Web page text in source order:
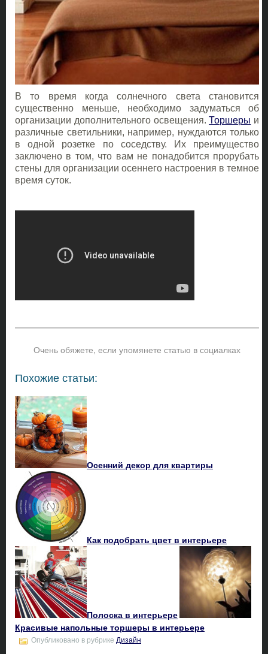
В то время когда солнечного света становится
существенно меньше, необходимо задуматься об
организации дополнительного освещения.Торшеры и
различные светильники, например, нуждаются только
в одной розетке по соседству. Их преимущество
заключено в том, что вам не понадобится прорубать
стены для организации осеннего настроения в темное
время суток.
Очень обяжете, если упомянете статью в социалках
Похожие статьи:
Осенний декор для квартиры
Как подобрать цвет в интерьере
Полоска в интерьере
Красивые напольные торшеры в интерьере
Опубликовано в рубрике Дизайн